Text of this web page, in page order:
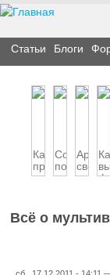
Статьи Блоги
Как
правильно
выбрать
Советы
по
выбору
Аромат
свежего
хлеба
Как
Всё о